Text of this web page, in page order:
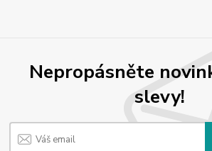
Nepropásněte
slevy!